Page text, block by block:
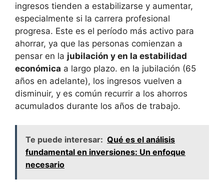
⁤ingresos tienden a estabilizarse y aumentar,
especialmente ​si la carrera profesional
progresa. Este es el período‌ más activo ‍para
ahorrar, ya que las personas comienzan a
pensar en la‍ jubilación y⁢ en la estabilidad
económica a⁣ largo plazo. en la jubilación (65
⁢años en adelante), los ingresos vuelven a
disminuir,​ y es común recurrir ⁣a los‍ ahorros
acumulados durante los años de trabajo.
Te puede interesar: Qué es el análisis
fundamental en inversiones: Un enfoque
necesario